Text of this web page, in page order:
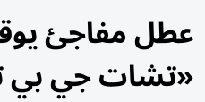
عطل مفاجئ
«تشات جي بي